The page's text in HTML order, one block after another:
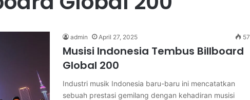
admin April 27, 2025 57
Musisi Indonesia Tembus Billboard
Global 200
Industri musik Indonesia baru-baru ini mencatatkan
sebuah prestasi gemilang dengan kehadiran musisi